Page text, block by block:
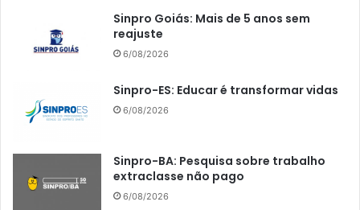
Sinpro Goiás: Mais de 5 anos sem
reajuste
6/08/2026
Sinpro-ES: Educar é transformar vidas
6/08/2026
Sinpro-BA: Pesquisa sobre trabalho
extraclasse não pago
6/08/2026